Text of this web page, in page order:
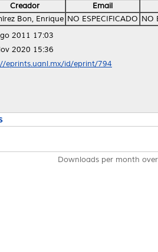
Creador
Email
Bon, Enrique NO ESPECIFICADO NO
2011 17:03
2020 15:36
eprints.uanl.mx/id/eprint/794
Downloads per month